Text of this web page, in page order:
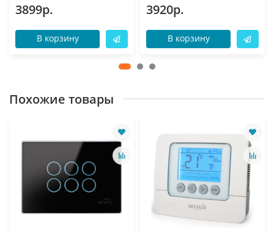
3899р.
В корзину
3920р.
В корзину
Похожие товары